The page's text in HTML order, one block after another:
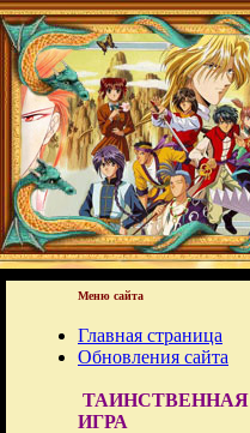
Меню сайта
Главная страница
Обновления сайта
ТАИНСТВЕННАЯ
ИГРА